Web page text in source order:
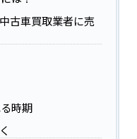
古車買取業者に売
時期